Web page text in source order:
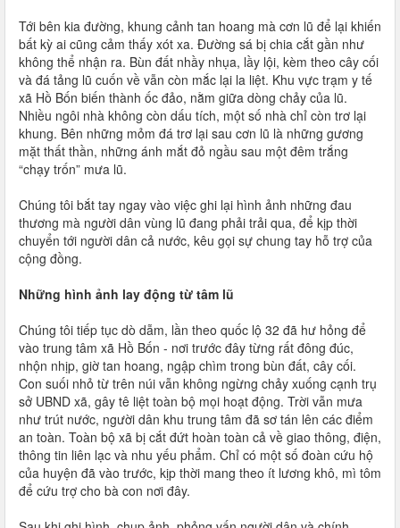
Tới bên kia đường, khung cảnh tan hoang mà cơn lũ để lại khiến
bất kỳ ai cũng cảm thấy xót xa. Đường sá bị chia cắt gần như
không thể nhận ra. Bùn đất nhầy nhụa, lầy lội, kèm theo cây cối
và đá tảng lũ cuốn về vẫn còn mắc lại la liệt. Khu vực trạm y tế
xã Hồ Bốn biến thành ốc đảo, nằm giữa dòng chảy của lũ.
Nhiều ngôi nhà không còn dấu tích, một số nhà chỉ còn trơ lại
khung. Bên những mỏm đá trơ lại sau cơn lũ là những gương
mặt thất thần, những ánh mắt đỏ ngầu sau một đêm trắng
“chạy trốn” mưa lũ.
Chúng tôi bắt tay ngay vào việc ghi lại hình ảnh những đau
thương mà người dân vùng lũ đang phải trải qua, để kịp thời
chuyển tới người dân cả nước, kêu gọi sự chung tay hỗ trợ của
cộng đồng.
Những hình ảnh lay động từ tâm lũ
Chúng tôi tiếp tục dò dẫm, lần theo quốc lộ 32 đã hư hỏng để
vào trung tâm xã Hồ Bốn - nơi trước đây từng rất đông đúc,
nhộn nhịp, giờ tan hoang, ngập chìm trong bùn đất, cây cối.
Con suối nhỏ từ trên núi vẫn không ngừng chảy xuống cạnh trụ
sở UBND xã, gây tê liệt toàn bộ mọi hoạt động. Trời vẫn mưa
như trút nước, người dân khu trung tâm đã sơ tán lên các điểm
an toàn. Toàn bộ xã bị cắt đứt hoàn toàn cả về giao thông, điện,
thông tin liên lạc và nhu yếu phẩm. Chỉ có một số đoàn cứu hộ
của huyện đã vào trước, kịp thời mang theo ít lương khô, mì tôm
để cứu trợ cho bà con nơi đây.